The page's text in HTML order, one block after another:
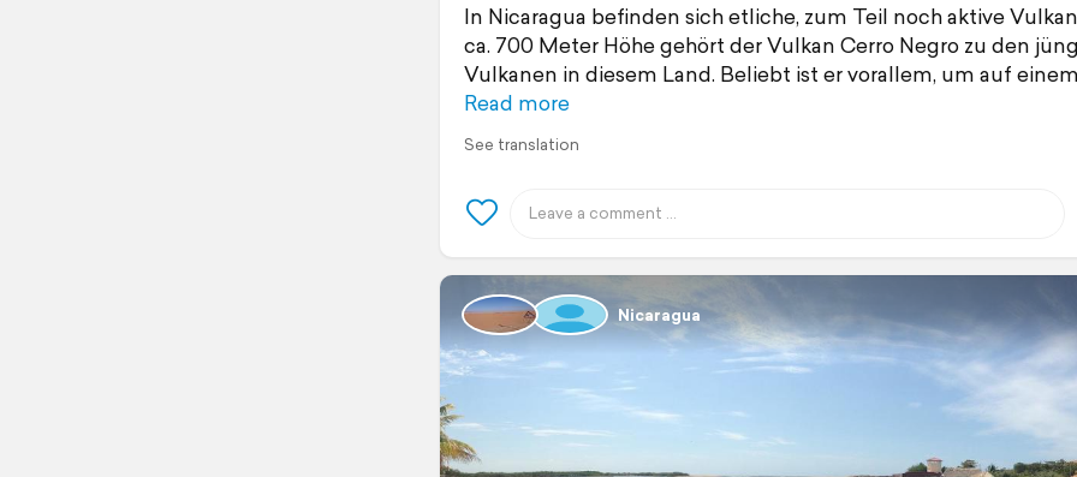
In Nicaragua befinden sich etliche, zum Teil noch aktive
ca. 700 Meter Höhe gehört der Vulkan Cerro Negro zu den
Vulkanen in diesem Land. Beliebt ist er vorallem, um auf
Read more
See translation
Nicaragua